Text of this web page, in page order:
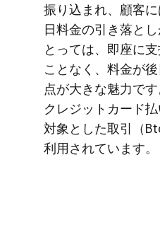
振り込まれ、​顧客
日料金の​引き落と
とっては、​即座に​
ことなく、​料金が​
点が​大きな​魅力です
クレジットカード
対象とした​取引​（
利用されています。